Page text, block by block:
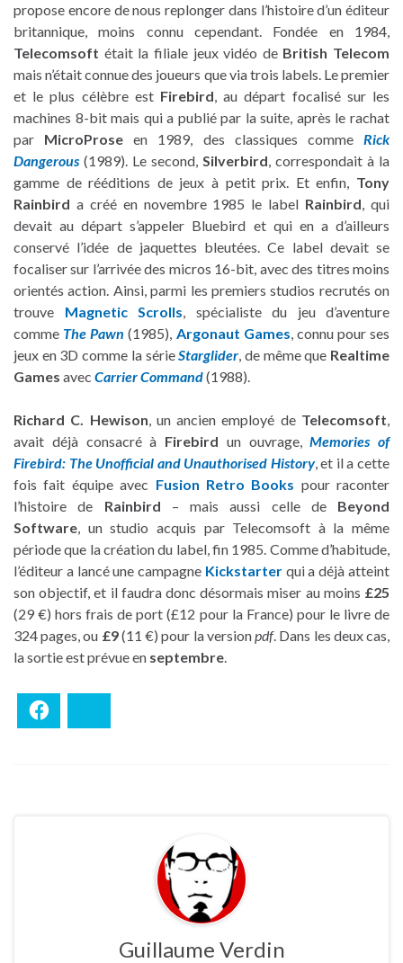
propose encore de nous replonger dans l’histoire d’un éditeur
britannique, moins connu cependant. Fondée en 1984,
Telecomsoft était la filiale jeux vidéo de British Telecom
mais n’était connue des joueurs que via trois labels. Le premier
et le plus célèbre est Firebird, au départ focalisé sur les
machines 8-bit mais qui a publié par la suite, après le rachat
par MicroProse en 1989, des classiques commeRick
Dangerous (1989). Le second, Silverbird, correspondait à la
gamme de rééditions de jeux à petit prix. Et enfin, Tony
Rainbird a créé en novembre 1985 le label Rainbird, qui
devait au départ s’appeler Bluebird et qui en a d’ailleurs
conservé l’idée de jaquettes bleutées. Ce label devait se
focaliser sur l’arrivée des micros 16-bit, avec des titres moins
orientés action. Ainsi, parmi les premiers studios recrutés on
trouve Magnetic Scrolls, spécialiste du jeu d’aventure
comme The Pawn (1985), Argonaut Games, connu pour ses
jeux en 3D comme la sérieStarglider, de même que Realtime
Games avec Carrier Command(1988).
Richard C. Hewison, un ancien employé de Telecomsoft,
avait déjà consacré à Firebird un ouvrage,Memories of
Firebird: The Unofficial and Unauthorised History, et il a cette
fois fait équipe avec Fusion Retro Books pour raconter
l’histoire de Rainbird – mais aussi celle de Beyond
Software, un studio acquis par Telecomsoft à la même
période que la création du label, fin 1985. Comme d’habitude,
l’éditeur a lancé une campagne Kickstarterqui a déjà atteint
son objectif, et il faudra donc désormais miser au moins £25
(29 €) hors frais de port (£12 pour la France) pour le livre de
324 pages, ou £9(11 €) pour la versionpdf. Dans les deux cas,
la sortie est prévue en septembre.
Guillaume Verdin